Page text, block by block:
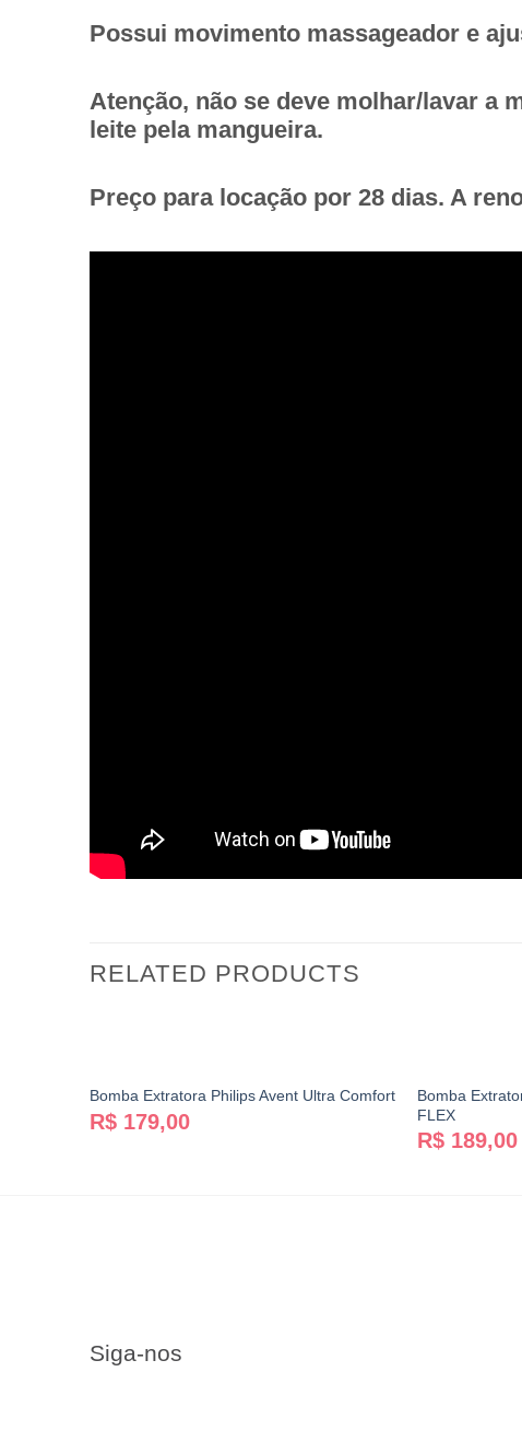
Possui movimento massageador e
Atenção, não se deve molhar/lavar a
leite pela mangueira.
Preço para locação por 28 dias. A
RELATED PRODUCTS
Bomba Extratora Philips Avent Ultra Comfort
R$179,00
Bomba
FLEX
R$189,00
Siga-nos